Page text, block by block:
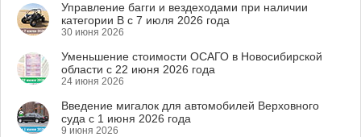
Управление багги и вездеходами при наличии
категории B с 7 июля 2026 года
30 июня 2026
Уменьшение стоимости ОСАГО в Новосибирской
области с 22 июня 2026 года
24 июня 2026
Введение мигалок для автомобилей Верховного
суда с 1 июня 2026 года
9 июня 2026